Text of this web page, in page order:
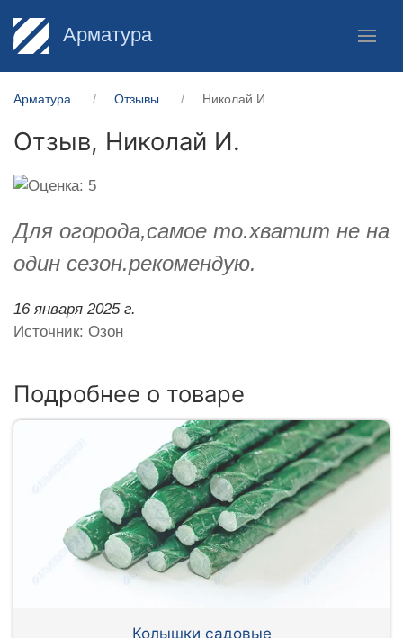
Арматура
Арматура Отзывы Николай И.
Отзыв, Николай И.
Для огорода,самое то.хватит не на
один сезон.рекомендую.
16 января 2025 г.
Источник: Озон
Подробнее о товаре
Колышки садовые